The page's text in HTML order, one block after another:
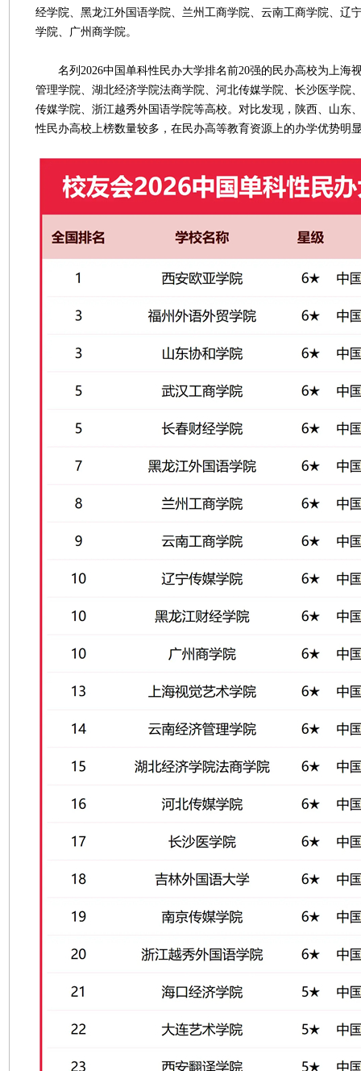
经学院、黑龙江外国语学院、兰州工商学院、云南工商学院、辽
学院、广州商学院。
名列2026中国单科性民办大学排名前20强的民办高校为上海
管理学院、湖北经济学院法商学院、河北传媒学院、长沙医学院
传媒学院、浙江越秀外国语学院等高校。对比发现，陕西、山东
性民办高校上榜数量较多，在民办高等教育资源上的办学优势明